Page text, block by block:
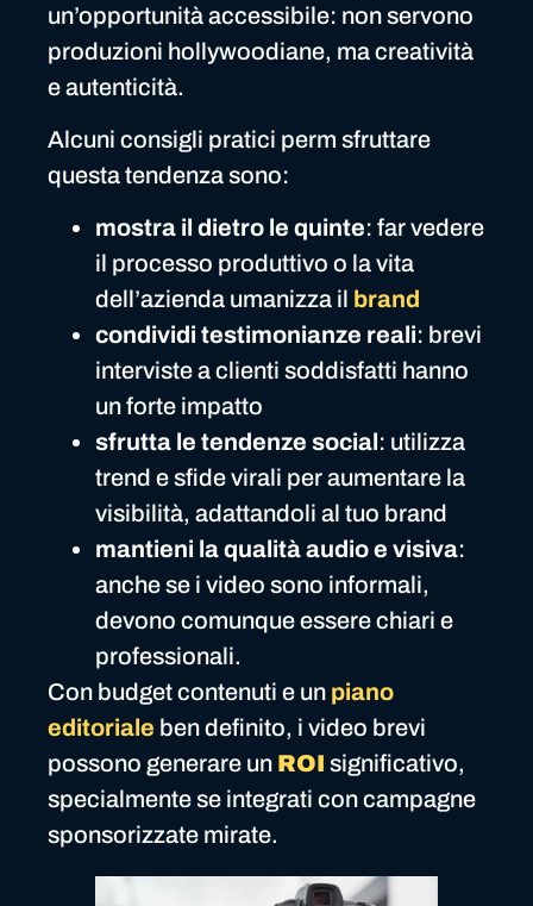
un’opportunità accessibile: non servono
produzioni hollywoodiane, ma creatività
e autenticità.
Alcuni consigli pratici perm sfruttare
questa tendenza sono:
mostra il dietro le quinte: far vedere
il processo produttivo o la vita
dell’azienda umanizza il brand
condividi testimonianze reali: brevi
interviste a clienti soddisfatti hanno
un forte impatto
sfrutta le tendenze social: utilizza
trend e sfide virali per aumentare la
visibilità, adattandoli al tuo brand
mantieni la qualità audio e visiva:
anche se i video sono informali,
devono comunque essere chiari e
professionali.
Con budget contenuti e un piano
editoriale ben definito, i video brevi
possono generare un ROI significativo,
specialmente se integrati con campagne
sponsorizzate mirate.